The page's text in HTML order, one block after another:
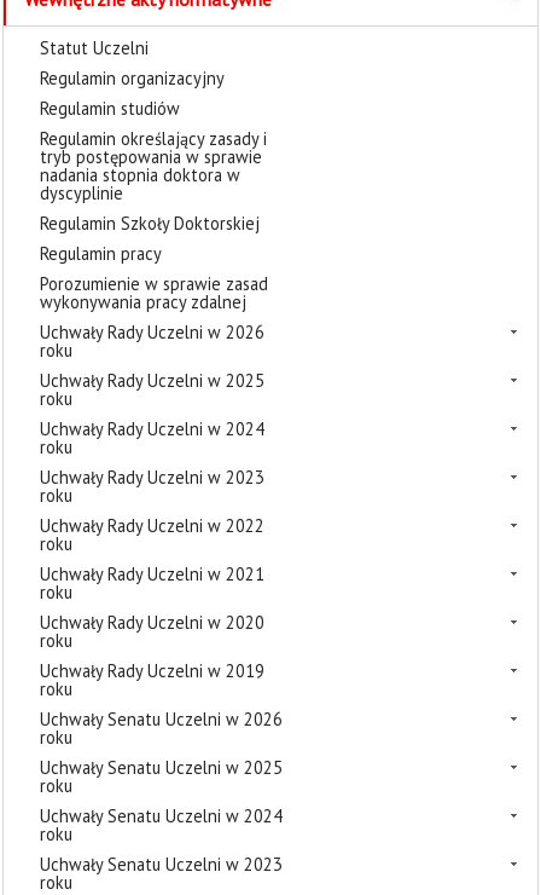
Statut Uczelni
Regulamin organizacyjny
Regulamin studiów
Regulamin określający zasady i
tryb postępowania w sprawie
nadania stopnia doktora w
dyscyplinie
Regulamin Szkoły Doktorskiej
Regulamin pracy
Porozumienie w sprawie zasad
wykonywania pracy zdalnej
Uchwały Rady Uczelni w 2026
roku
Uchwały Rady Uczelni w 2025
roku
Uchwały Rady Uczelni w 2024
roku
Uchwały Rady Uczelni w 2023
roku
Uchwały Rady Uczelni w 2022
roku
Uchwały Rady Uczelni w 2021
roku
Uchwały Rady Uczelni w 2020
roku
Uchwały Rady Uczelni w 2019
roku
Uchwały Senatu Uczelni w 2026
roku
Uchwały Senatu Uczelni w 2025
roku
Uchwały Senatu Uczelni w 2024
roku
Uchwały Senatu Uczelni w 2023
roku